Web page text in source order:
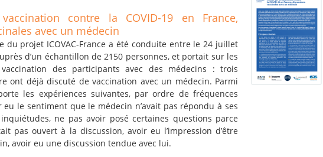
contre la COVID-19 en France,
avec un médecin
du projet ICOVAC-France a été conduite entre le 24 juillet
d’un échantillon de 2150 personnes, et portait sur les
des participants avec des médecins : trois
ont déjà discuté de vaccination avec un médecin. Parmi
les expériences suivantes, par ordre de fréquences
eu le sentiment que le médecin n’avait pas répondu à ses
ne pas avoir posé certaines questions parce
pas ouvert à la discussion, avoir eu l’impression d’être
avoir eu une discussion tendue avec lui.